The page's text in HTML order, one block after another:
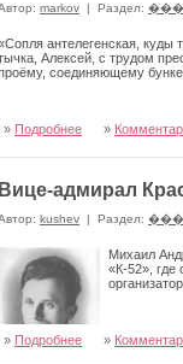
markov | Раздел:
антелегенская, куды
Алексей, с трудом
соединяющему
» Подробнее »
Вице-адмирал
kushev | Раздел:
Михаил
«К-52», где
» Подробнее »